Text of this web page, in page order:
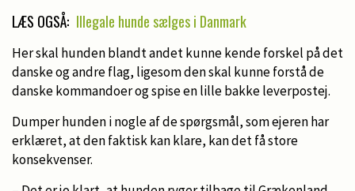
LÆS OGSÅ: Illegale hunde sælges i Danmark
Her skal hunden blandt andet kunne kende forskel på det
danske og andre flag, ligesom den skal kunne forstå de
danske kommandoer og spise en lille bakke leverpostej.
Dumper hunden i nogle af de spørgsmål, som ejeren har
erklæret, at den faktisk kan klare, kan det få store
konsekvenser.